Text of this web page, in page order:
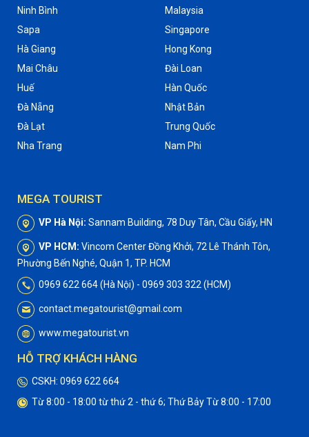
Ninh Bình
Sapa
Hà Giang
Mai Châu
Huế
Đà Nẵng
Đà Lạt
Nha Trang
Malaysia
Singapore
Hong Kong
Đài Loan
Hàn Quốc
Nhật Bản
Trung Quốc
Nam Phi
MEGA TOURIST
VP Hà Nội: Sannam Building, 78 Duy Tân, Cầu Giấy, HN
VP HCM: Vincom Center Đồng Khởi, 72 Lê Thánh Tôn,
Phường Bến Nghé, Quận 1, TP. HCM
0969 622 664 (Hà Nội) - 0969 303 322 (HCM)
contact.megatourist@gmail.com
www.megatourist.vn
HỖ TRỢ KHÁCH HÀNG
CSKH: 0969 622 664
Từ 8:00 - 18:00 từ thứ 2 - thứ 6; Thứ Bảy Từ 8:00 - 17:00